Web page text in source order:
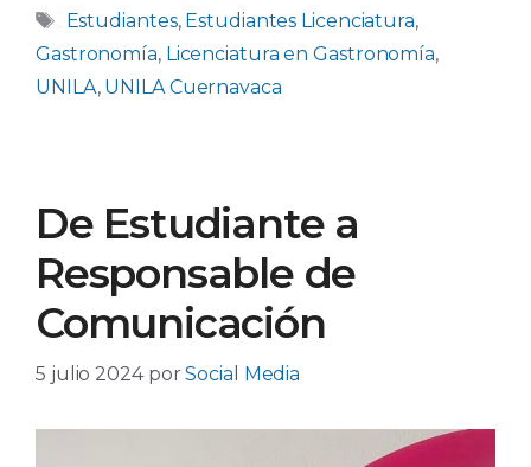
Etiquetas
Estudiantes, Estudiantes Licenciatura,
Gastronomía, Licenciatura en Gastronomía,
UNILA, UNILA Cuernavaca
De Estudiante a
Responsable de
Comunicación
5 julio 2024 porSocial Media